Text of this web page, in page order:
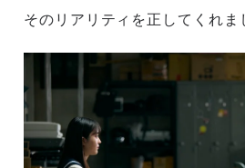
そのリアリティを正してくれま